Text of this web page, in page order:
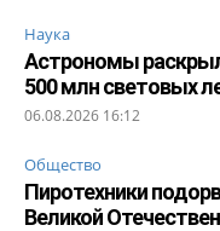
Наука
Астрономы
500 млн световых
06.08.2026 16:12
Общество
Пиротехники
Великой